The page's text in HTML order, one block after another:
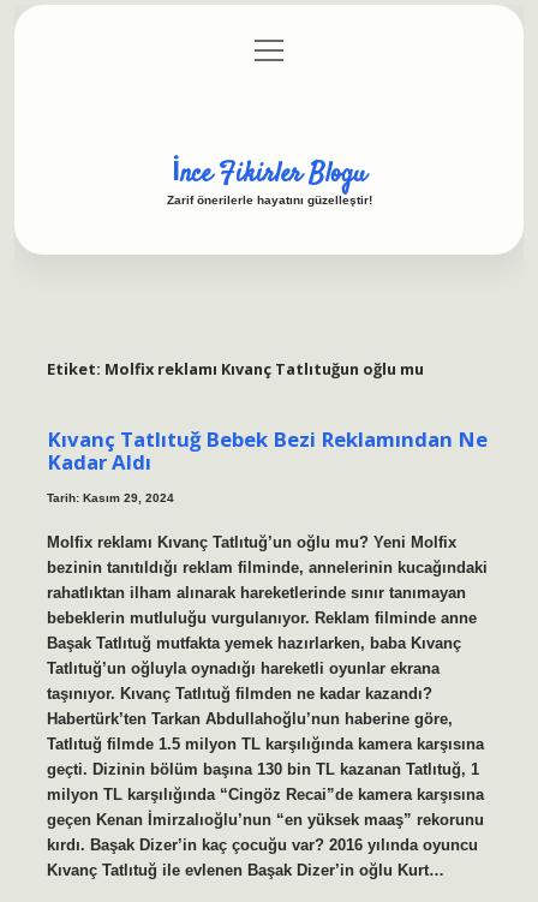
Gizlilik Politikası
menüyü
aç
İnce Fikirler Blogu
Zarif önerilerle hayatını güzelleştir!
Etiket: Molfix reklamı Kıvanç Tatlıtuğun oğlu mu
Kıvanç Tatlıtuğ Bebek Bezi Reklamından Ne
Kadar Aldı
Tarih: Kasım 29, 2024
Molfix reklamı Kıvanç Tatlıtuğ’un oğlu mu? Yeni Molfix
bezinin tanıtıldığı reklam filminde, annelerinin kucağındaki
rahatlıktan ilham alınarak hareketlerinde sınır tanımayan
bebeklerin mutluluğu vurgulanıyor. Reklam filminde anne
Başak Tatlıtuğ mutfakta yemek hazırlarken, baba Kıvanç
Tatlıtuğ’un oğluyla oynadığı hareketli oyunlar ekrana
taşınıyor. Kıvanç Tatlıtuğ filmden ne kadar kazandı?
Habertürk’ten Tarkan Abdullahoğlu’nun haberine göre,
Tatlıtuğ filmde 1.5 milyon TL karşılığında kamera karşısına
geçti. Dizinin bölüm başına 130 bin TL kazanan Tatlıtuğ, 1
milyon TL karşılığında “Cingöz Recai”de kamera karşısına
geçen Kenan İmirzalıoğlu’nun “en yüksek maaş” rekorunu
kırdı. Başak Dizer’in kaç çocuğu var? 2016 yılında oyuncu
Kıvanç Tatlıtuğ ile evlenen Başak Dizer’in oğlu Kurt…